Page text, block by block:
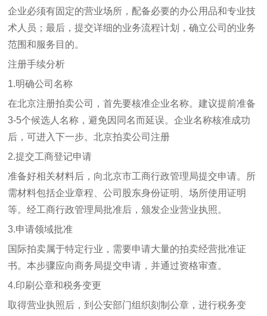
企业必须有固定的营业场所，配备必要的办公用品和专业技
术人员；最后，提交详细的业务流程计划，确立公司的业务
范围和服务目的。
注册手续分析
1.明确公司名称
在北京注册拍卖公司，首先要核准企业名称。建议提前准备
3-5个候选人名称，避免因同名而延误。企业名称核准成功
后，可进入下一步。北京拍卖公司注册
2.提交工商登记申请
准备好相关材料后，向北京市工商行政管理局提交申请。所
需材料包括企业章程、公司股东身份证明、场所使用证明
等。经工商行政管理局批准后，颁发企业营业执照。
3.申请领域批准
国际拍卖属于特定行业，需要申请大量的拍卖经营批准证
书。本步骤应向商务局提交申请，并通过资格审查。
4.印刷公章和税务变更
取得营业执照后，到公安部门组织刻制公章，进行税务变